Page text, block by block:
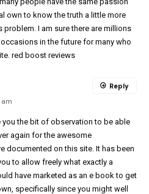
own to know the truth a little more
problem. I am sure there are millions
in the future for many who
red boost reviews
the bit of observation to be able
again for the awesome
documented on this site. It has been
to allow freely what exactly a
have marketed as an e book to get
specifically since you might well
Reply